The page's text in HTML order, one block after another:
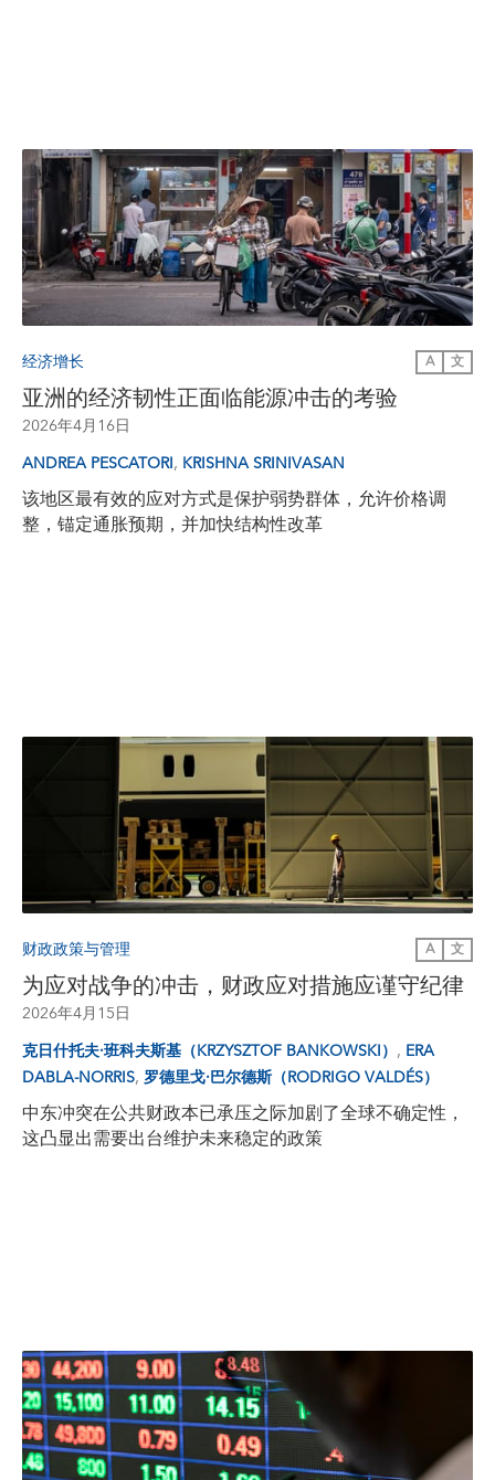
经济增长 A 文
亚洲的经济韧性正面临能源冲击的考验
2026年4月16日
ANDREA PESCATORI, KRISHNA SRINIVASAN
该地区最有效的应对方式是保护弱势群体，允许价格调
整，锚定通胀预期，并加快结构性改革
财政政策与管理 A 文
为应对战争的冲击，财政应对措施应谨守纪律
2026年4月15日
克日什托夫·班科夫斯基（KRZYSZTOF BANKOWSKI） , ERA
DABLA-NORRIS, 罗德里戈·巴尔德斯（RODRIGO VALDÉS）
中东冲突在公共财政本已承压之际加剧了全球不确定性，
这凸显出需要出台维护未来稳定的政策